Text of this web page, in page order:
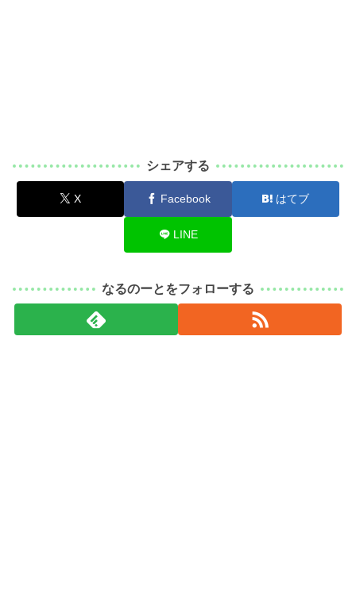
シェアする
X Facebook はてブ
LINE
なるのーとをフォローする